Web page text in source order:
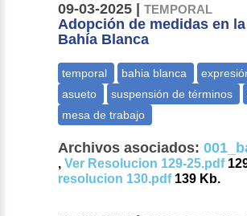
09-03-2025 |TEMPORAL
Adopción de medidas en
Bahía Blanca
Archivos asociados:
,Ver Resolucion 129-25.pdf
resolucion 130.pdf139 Kb.